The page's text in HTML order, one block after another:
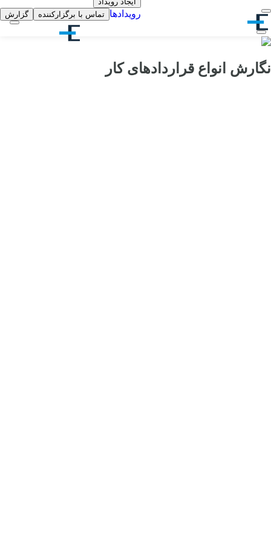
رویدادها تماس با برگزارکننده گزارش
نگارش انواع قراردادهای کار